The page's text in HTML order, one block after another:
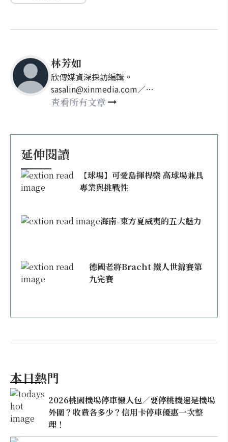
林芳如
欣傳媒資深採訪編輯。
sasalin@xinmedia.com／
happy21917@gmail.com
查看所有文章
延伸閱讀
【球場】可愛島揮桿樂 高球場兼具
專業與挑戰性
海南-東方夏威夷的五大魅力
德國老將Bracht 鐵人世錦賽第
九完賽
本日熱門
2026桃園機場停車懶人包／要停桃機還是機場
外圍？收費各多少？信用卡停車優惠一次整
理！